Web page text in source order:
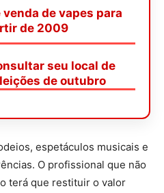
de vapes para
de 2009
seu local de
de outubro
espetáculos musicais e
O profissional que não
terá que restituir o valor